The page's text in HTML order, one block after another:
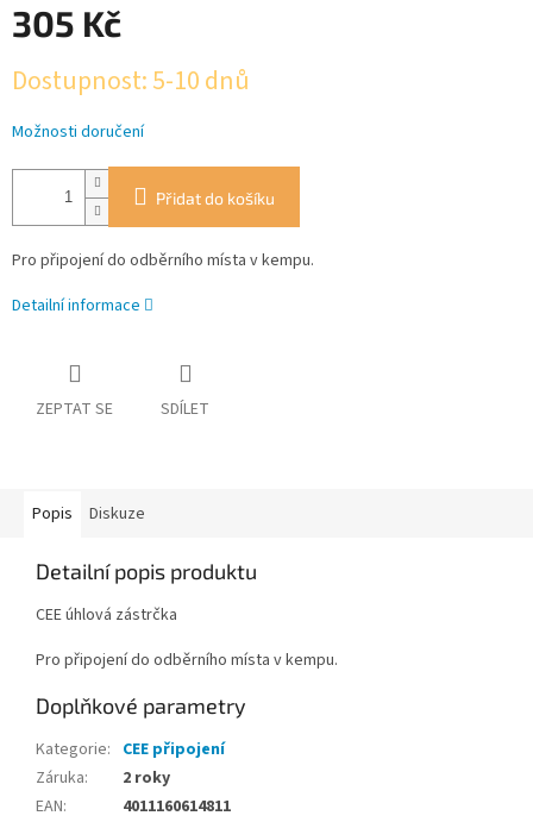
305 Kč
cena:
Dostupnost: 5-10 dnů
Možnosti doručení
Přidat do košíku
Pro připojení do odběrního místa v kempu.
Detailní informace
ZEPTAT SE SDÍLET
Popis Diskuze
Detailní popis produktu
CEE úhlová zástrčka
Pro připojení do odběrního místa v kempu.
Doplňkové parametry
Kategorie: CEE připojení
Záruka:
2 roky
EAN: 4011160614811